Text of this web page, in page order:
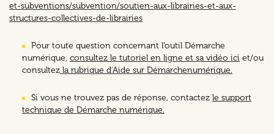
et-subventions/subvention/soutien-aux-librairies-et-aux-
structures-collectives-de-librairies
Pour toute question concernant l’outil Démarche
numérique, consultez le tutoriel en ligne et sa vidéo ici et/ou
consultez la rubrique d'Aide sur Démarchenumérique.
Si vous ne trouvez pas de réponse, contactez le support
technique de Démarche numérique.